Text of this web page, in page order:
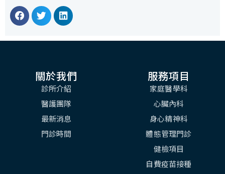
關於我們
診所介紹
醫護團隊
最新消息
門診時間
服務項目
家庭醫學科
心臟內科
身心精神科
體態管理門診
健檢項目
自費疫苗接種